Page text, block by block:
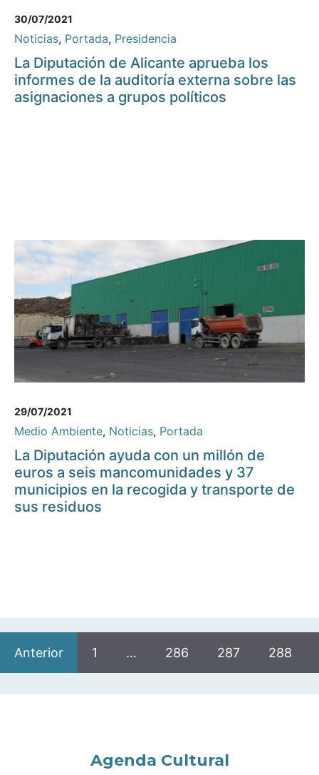
30/07/2021
Noticias, Portada, Presidencia
La Diputación de Alicante aprueba los
informes de la auditoría externa sobre las
asignaciones a grupos políticos
29/07/2021
Medio Ambiente, Noticias, Portada
La Diputación ayuda con un millón de
euros a seis mancomunidades y 37
municipios en la recogida y transporte de
sus residuos
Anterior 1 … 286 287 288
Agenda Cultural